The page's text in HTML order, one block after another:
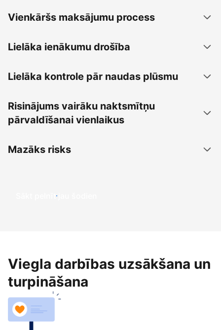
Vienkāršs maksājumu process
Lielāka ienākumu drošība
Lielāka kontrole pār naudas plūsmu
Risinājums vairāku naktsmītņu
pārvaldīšanai vienlaikus
Mazāks risks
Sākt pelnīt jau šodien
Viegla darbības uzsākšana un
turpināšana